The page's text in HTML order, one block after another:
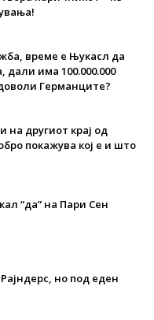
време е Њукасл да
дали има 100.000.000
Германците?
на другиот крај од
покажува кој е и што
“да” на Пари Сен
Рајндерс, но под еден